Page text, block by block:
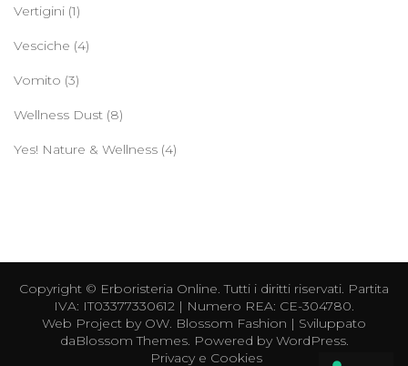
Vertigini (1)
Vesciche (4)
Vomito (3)
Wellness Dust (8)
Yes! Nature & Wellness (4)
Copyright © Erboristeria Online. Tutti i diritti riservati. Partita
IVA: IT03377330612 | Numero REA: CE-304780.
Web Project by OW. Blossom Fashion | Sviluppato
daBlossom Themes. Powered by WordPress.
Privacy e Cookies